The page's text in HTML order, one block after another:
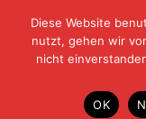
| | |
HOME|REGELN
Archiv für
Diese Website
nutzt, gehen wir
nicht
OK